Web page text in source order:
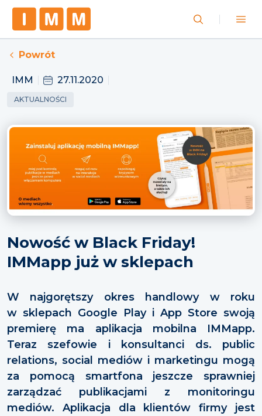
Powrót
IMM 27.11.2020
AKTUALNOŚCI
Nowość w Black Friday!
IMMapp już w sklepach
W najgorętszy okres handlowy w roku
w sklepach Google Play i App Store swoją
premierę ma aplikacja mobilna IMMapp.
Teraz szefowie i konsultanci ds. public
relations, social mediów i marketingu mogą
za pomocą smartfona jeszcze sprawniej
zarządzać publikacjami z monitoringu
mediów. Aplikacja dla klientów firmy jest